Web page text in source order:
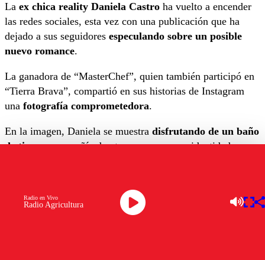
La ex chica reality Daniela Castro ha vuelto a encender
las redes sociales, esta vez con una publicación que ha
dejado a sus seguidores especulando sobre un posible
nuevo romance.
La ganadora de “MasterChef”, quien también participó en
“Tierra Brava”, compartió en sus historias de Instagram
una fotografía comprometedora.
En la imagen, Daniela se muestra disfrutando de un baño
de tinaen compañía de otra persona, cuya identidad
adicionales sobre quién es el afortunado que comparte este
la publicación ha sido
Radio Agricultura
Radio en Vivo